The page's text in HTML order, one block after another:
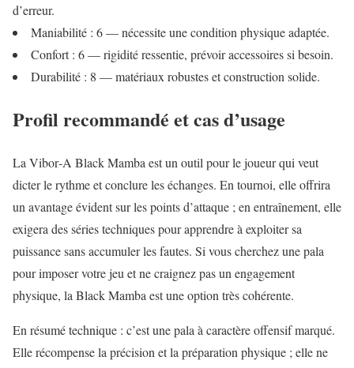
d’erreur.
Maniabilité : 6 — nécessite une condition physique adaptée.
Confort : 6 — rigidité ressentie, prévoir accessoires si besoin.
Durabilité : 8 — matériaux robustes et construction solide.
Profil recommandé et cas d’usage
La Vibor‑A Black Mamba est un outil pour le joueur qui veut
dicter le rythme et conclure les échanges. En tournoi, elle offrira
un avantage évident sur les points d’attaque ; en entraînement, elle
exigera des séries techniques pour apprendre à exploiter sa
puissance sans accumuler les fautes. Si vous cherchez une pala
pour imposer votre jeu et ne craignez pas un engagement
physique, la Black Mamba est une option très cohérente.
En résumé technique : c’est une pala à caractère offensif marqué.
Elle récompense la précision et la préparation physique ; elle ne